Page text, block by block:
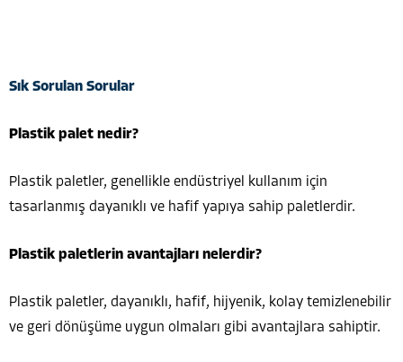
Sık Sorulan Sorular
Plastik palet nedir?
Plastik paletler, genellikle endüstriyel kullanım için
tasarlanmış dayanıklı ve hafif yapıya sahip paletlerdir.
Plastik paletlerin avantajları nelerdir?
Plastik paletler, dayanıklı, hafif, hijyenik, kolay temizlenebilir
ve geri dönüşüme uygun olmaları gibi avantajlara sahiptir.